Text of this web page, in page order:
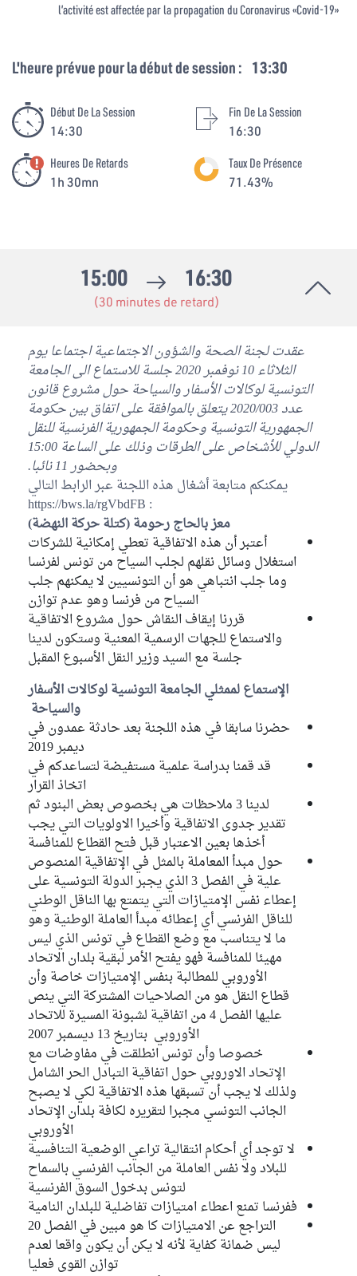
l’activité est affectée par la propagation du Coronavirus «Covid-19»
L'heure prévue pour la début de session : 13:30
Début De La Session
14:30
Fin De La Session
16:30
Heures De Retards
1h 30mn
Taux De Présence
71.43%
15:00 16:30
(30 minutes de retard)
عقدت لجنة الصحة والشؤون الاجتماعية اجتماعا يوم
الثلاثاء 10 نوفمبر 2020 جلسة للاستماع الى الجامعة
التونسية لوكالات الأسفار والسياحة حول مشروع قانون
عدد 2020/003 يتعلق بالموافقة على اتفاق بين حكومة
الجمهورية التونسية وحكومة الجمهورية الفرنسية للنقل
الدولي للأشخاص على الطرقات وذلك على الساعة 15:00
وبحضور 11 نائبا.
يمكنكم متابعة أشغال هذه اللجنة عبر الرابط التالي
: https://bws.la/rgVbdFB
معز بالحاج رحومة (كتلة حركة النهضة)
أعتبر أن هذه الاتفاقية تعطي إمكانية للشركات
استغلال وسائل نقلهم لجلب السياح من تونس لفرنسا
وما جلب انتباهي هو أن التونسيين لا يمكنهم جلب
السياح من فرنسا وهو عدم توازن
قررنا إيقاف النقاش حول مشروع الاتفاقية
والاستماع للجهات الرسمية المعنية وستكون لدينا
جلسة مع السيد وزير النقل الأسبوع المقبل
الإستماع لممثلي الجامعة التونسية لوكالات الأسفار
والسياحة
حضرنا سابقا في هذه اللجنة بعد حادثة عمدون في
ديمبر 2019
قد قمنا بدراسة علمية مستفيضة لتساعدكم في
اتخاذ القرار
لدينا 3 ملاحظات هي بخصوص بعض البنود ثم
تقدير جدوى الاتفاقية وأخيرا الاولويات التي يجب
أخذها بعين الاعتبار قبل فتح القطاع للمنافسة
حول مبدأ المعاملة بالمثل في الإتفاقية المنصوص
علية في الفصل 3 الذي يجبر الدولة التونسية على
إعطاء نفس الإمتيازات التي يتمتع بها الناقل الوطني
للناقل الفرنسي أي إعطائه مبدأ العاملة الوطنية وهو
ما لا يتناسب مع وضع القطاع في تونس الذي ليس
مهيئا للمنافسة فهو يفتح الأمر لبقية بلدان الاتحاد
الأوروبي للمطالبة بنفس الإمتيازات خاصة وأن
قطاع النقل هو من الصلاحيات المشتركة التي ينص
عليها الفصل 4 من اتفاقية لشبونة المسيرة للاتحاد
الأوروبي بتاريخ 13 ديسمبر 2007
خصوصا وأن تونس انطلقت في مفاوضات مع
الإتحاد الاوروبي حول اتفاقية التبادل الحر الشامل
ولذلك لا يجب أن تسبقها هذه الاتفاقية لكي لا يصبح
الجانب التونسي مجبرا لتقريره لكافة بلدان الإتحاد
الأوروبي
لا توجد أي أحكام انتقالية تراعي الوضعية التنافسية
للبلاد ولا نفس العاملة من الجانب الفرنسي بالسماح
لتونس بدخول السوق الفرنسية
ففرنسا تمنع اعطاء امتيازات تفاضلية للبلدان النامية
التراجع عن الامتيازات كا هو مبين في الفصل 20
ليس ضمانة كفاية لأنه لا يكن أن يكون واقعا لعدم
توازن القوى فعليا